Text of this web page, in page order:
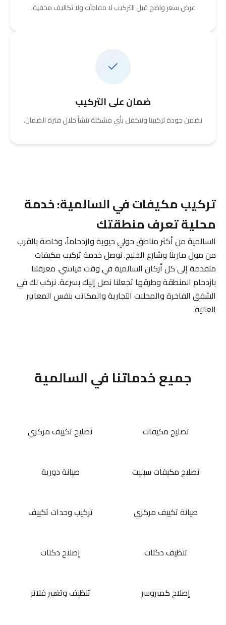
عرض سعر واضح قبل التركيب لا مفاجآت ولا تكاليف مخفية.
ضمان على التركيب
نضمن جودة تركيبنا ونتكفل بأي مشكلة تنشأ خلال فترة الضمان.
تركيب مكيفات في السالمية: خدمة
محلية تعرف منطقتك
السالمية من أكثر مناطق حولي حيوية وازدحاماً، وخاصة بالقرب
من مول مارينا وشارع الخليج. نوصل خدمة تركيب مكيفات
متقدمة إلى كل أركان السالمية في وقت قياسي. معرفتنا
بازدحام المنطقة وطرقها تجعلنا نصل إليك بسرعة. نركب لك في
الشقق الفاخرة والمحلات التجارية والمكاتب بنفس المعايير
العالية.
جميع خدماتنا في السالمية
تصليح مكيفات تصليح تكييف مركزي
تصليح مكيفات سبليت صيانة دورية
صيانة تكييف مركزي تركيب وحدات تكييف
تنظيف دكتات إصلاح دكتات
إصلاح كمبروسر تنظيف وتغيير فلاتر